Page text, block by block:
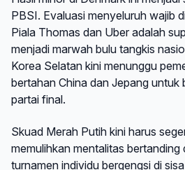
PBSI. Evaluasi menyeluruh wajib
Piala Thomas dan Uber adalah
menjadi marwah bulu tangkis
Korea Selatan kini menunggu
bertahan China dan Jepang untuk
partai final.
Skuad Merah Putih kini harus
memulihkan mentalitas bertanding
turnamen individu bergengsi di